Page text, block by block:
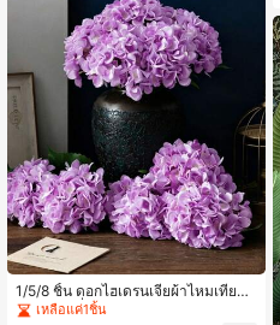
1/5/8 ชิ้น ดอกไฮเดรนเจียผ้าไหมเทียม
- ตัวเลือกที่สมบูรณ์แบบสำหรับงานแต่ง
เหลือแค่1ชิ้น